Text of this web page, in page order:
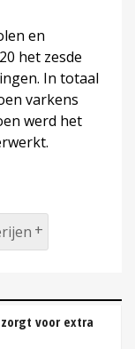
en
het zesde
In totaal
varkens
werd het
voor extra